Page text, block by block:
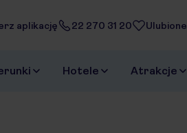
aplikację 22 270 31 20 Ulubione
Hotele Atrakcje